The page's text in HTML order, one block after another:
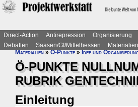
Direct-Action Antirepression Organisierung
Debatten
Saasen/GI/Mittelhessen Materialien
Materialien»Ö-Punkte»Idee und
Ö-PUNKTE
RUBRIK
Einleitung